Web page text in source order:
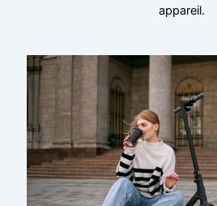
appareil.